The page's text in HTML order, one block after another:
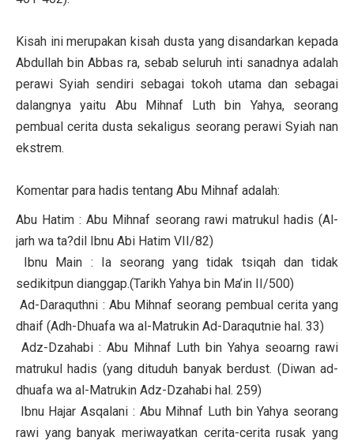
Kisah ini merupakan kisah dusta yang disandarkan kepada
Abdullah bin Abbas ra, sebab seluruh inti sanadnya adalah
perawi Syiah sendiri sebagai tokoh utama dan sebagai
dalangnya yaitu Abu Mihnaf Luth bin Yahya, seorang
pembual cerita dusta sekaligus seorang perawi Syiah nan
ekstrem.
Komentar para hadis tentang Abu Mihnaf adalah:
Abu Hatim : Abu Mihnaf seorang rawi matrukul hadis (Al-
jarh wa ta?dil Ibnu Abi Hatim VII/82)
Ibnu Main : Ia seorang yang tidak tsiqah dan tidak
sedikitpun dianggap.(Tarikh Yahya bin Ma’in II/500)
Ad-Daraquthni : Abu Mihnaf seorang pembual cerita yang
dhaif (Adh-Dhuafa wa al-Matrukin Ad-Daraqutnie hal. 33)
Adz-Dzahabi : Abu Mihnaf Luth bin Yahya seoarng rawi
matrukul hadis (yang dituduh banyak berdust. (Diwan ad-
dhuafa wa al-Matrukin Adz-Dzahabi hal. 259)
Ibnu Hajar Asqalani : Abu Mihnaf Luth bin Yahya seorang
rawi yang banyak meriwayatkan cerita-cerita rusak yang